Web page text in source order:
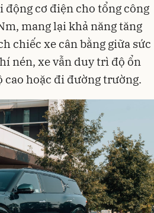
động cơ điện cho tổng công
mang lại khả năng tăng
chiếc xe cân bằng giữa sức
nén, xe vẫn duy trì độ ổn
hoặc đi đường trường.